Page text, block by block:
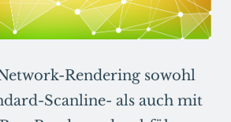
Rendering sowohl
Scanline- als auch mit